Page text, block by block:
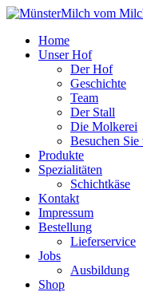
Home
Unser Hof
Der Hof
Geschichte
Team
Der Stall
Die Molkerei
Besuchen Sie
Produkte
Spezialitäten
Schichtkäse
Kontakt
Impressum
Bestellung
Lieferservice
Jobs
Ausbildung
Shop